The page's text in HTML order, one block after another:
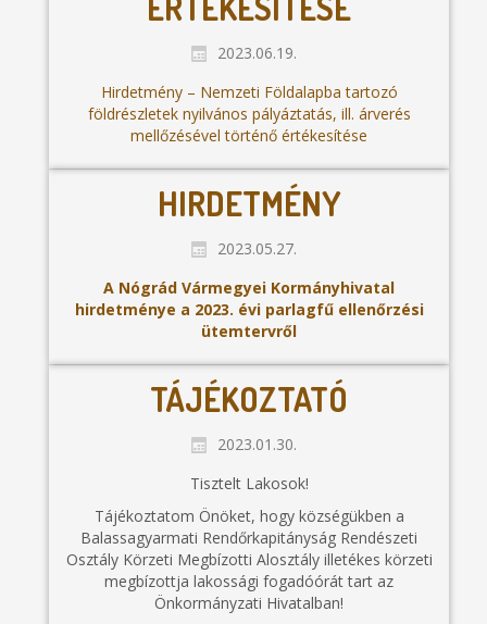
2023.06.19.
Hirdetmény – Nemzeti Földalapba tartozó
földrészletek nyilvános pályáztatás, ill. árverés
mellőzésével történő értékesítése
HIRDETMÉNY
2023.05.27.
A Nógrád Vármegyei Kormányhivatal
hirdetménye a 2023. évi parlagfű ellenőrzési
ütemtervről
TÁJÉKOZTATÓ
2023.01.30.
Tisztelt Lakosok!
Tájékoztatom Önöket, hogy községükben a
Balassagyarmati Rendőrkapitányság Rendészeti
Osztály Körzeti Megbízotti Alosztály illetékes körzeti
megbízottja lakossági fogadóórát tart az
Önkormányzati Hivatalban!